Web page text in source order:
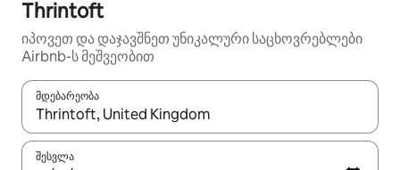
Thrintoft
იპოვეთ და დაჯავშნეთ უნიკალური საცხოვრებლები
Airbnb-ს მეშვეობით
მდებარეობა
როცა შედეგები ხელმისაწვდომი გახდება, ნავიგაციისთვის
შესვლა